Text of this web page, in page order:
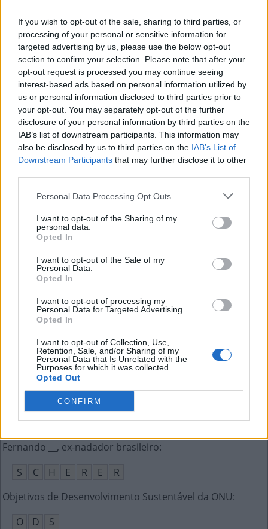
If you wish to opt-out of the sale, sharing to third parties, or
processing of your personal or sensitive information for
targeted advertising by us, please use the below opt-out
section to confirm your selection. Please note that after your
opt-out request is processed you may continue seeing
interest-based ads based on personal information utilized by
us or personal information disclosed to third parties prior to
your opt-out. You may separately opt-out of the further
disclosure of your personal information by third parties on the
IAB’s list of downstream participants. This information may
also be disclosed by us to third parties on the IAB’s List of
Downstream Participants that may further disclose it to other
Personal Data Processing Opt Outs
I want to opt-out of the Sharing of my
personal data.
Opted In
I want to opt-out of the Sale of my
Personal Data.
Opted In
I want to opt-out of processing my
Personal Data for Targeted Advertising.
Opted In
I want to opt-out of Collection, Use,
Retention, Sale, and/or Sharing of my
Personal Data that Is Unrelated with the
Purposes for which it was collected.
Opted Out
CONFIRM
C
E G A
S
P
A R A
R
S
U E D
E
C
A R O S
Prenome do ator que fez Jorginho em Avenida Brasil:
C
A U
Ã
Meus __ amigos, álbum de 1976 de Chico Buarque:
C
A R O
S
Partido político cujo símbolo é um peixe
S
C
A C R
O
O John que codirigiu A Revolução dos Bichos
A L A
Fazer algo às __, sem orientação:
E G A
S
Couro escuro similar à camurça
S
U E D
E
Fernando __, ex-nadador brasileiro:
S
C H E R E
R
Objetivos de Desenvolvimento Sustentável da ONU:
O
D
S